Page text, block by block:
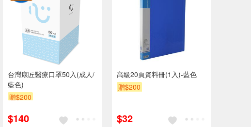
台灣康匠醫療口罩50入(成人/
藍色)
贈$200
$140
高級20頁資料冊(1入)-藍色
贈$200
$32